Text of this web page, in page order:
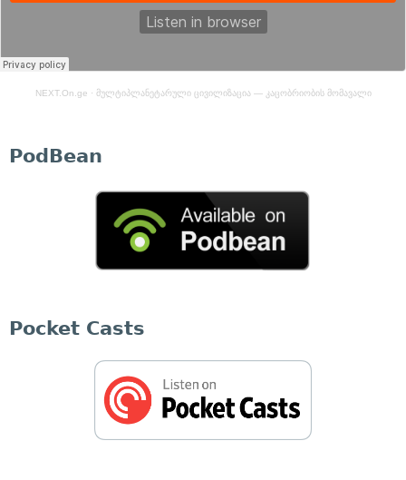
NEXT.On.ge · მულტიპლანეტარული ცივილიზაცია — კაცობრიობის მომავალი
PodBean
Pocket Casts